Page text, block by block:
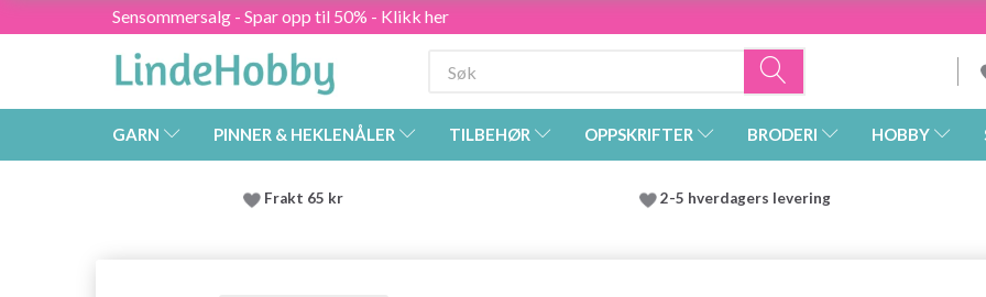
Sensommersalg - Spar opp til 50% - Klikk her
GARN PINNER & HEKLENÅLER TILBEHØR OPPSKRIFTER BRODERI HOBBY
Frakt 65 kr 2-5 hverdagers levering